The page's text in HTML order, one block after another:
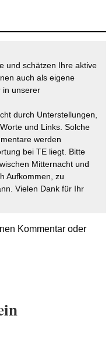
und schätzen Ihre aktive
auch als eigene
in unserer
durch Unterstellungen,
und Links. Solche
werden
bei TE liegt. Bitte
Mitternacht und
Aufkommen, zu
Vielen Dank für Ihr
Kommentar oder